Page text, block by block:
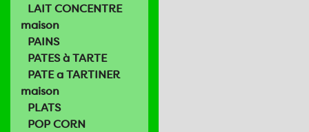
LAIT CONCENTRE
maison
PAINS
PATES à TARTE
PATE a TARTINER
maison
PLATS
POP CORN